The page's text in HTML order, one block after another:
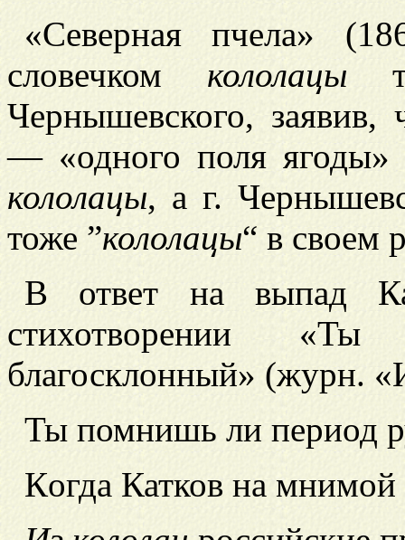
«Северная пчела»
словечком кололацы
Чернышевского,
— «одного поля ягоды»
кололацы, а г.
тоже ”кололацы“ в своем
В ответ на
стихотворении
благосклонный» (журн.
Ты помнишь ли период
Когда Катков на мнимой